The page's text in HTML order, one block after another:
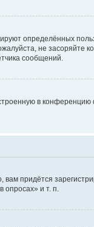
определённых
не засоряйте
сообщений.
в
придётся
и т. п.